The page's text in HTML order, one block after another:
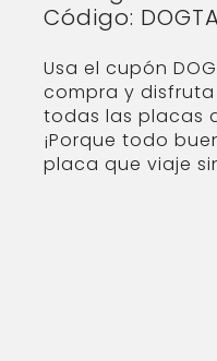
Código:
Usa el cupón
compra y
todas las placas
¡Porque todo
placa que viaje